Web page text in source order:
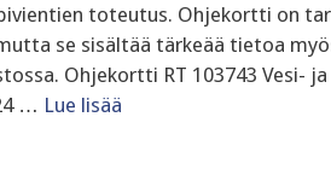
toteutus. Ohjekortti on
se sisältää tärkeää tietoa
Ohjekortti RT 103743 Vesi-
… Lue lisää